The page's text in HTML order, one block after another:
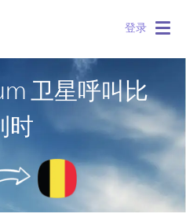
登录
卫星呼叫比
时